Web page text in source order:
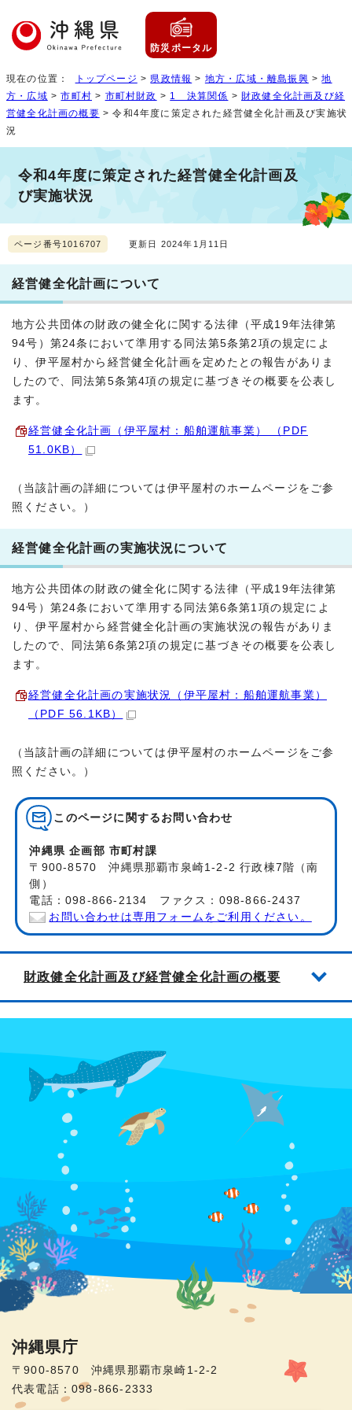
防災ポータル
現在の位置： トップページ > 県政情報 > 地方・広域・離島振興 >地
方・広域 >市町村 > 市町村財政 > 1 決算関係 >財政健全化計画及び経
営健全化計画の概要 > 令和4年度に策定された経営健全化計画及び実施状
況
令和4年度に策定された経営健全化計画及
び実施状況
ページ番号1016707 更新日 2024年1月11日
経営健全化計画について
地方公共団体の財政の健全化に関する法律（平成19年法律第
94号）第24条において準用する同法第5条第2項の規定によ
り、伊平屋村から経営健全化計画を定めたとの報告がありま
したので、同法第5条第4項の規定に基づきその概要を公表し
ます。
経営健全化計画（伊平屋村：船舶運航事業） （PDF
51.0KB）
（当該計画の詳細については伊平屋村のホームページをご参
照ください。）
経営健全化計画の実施状況について
地方公共団体の財政の健全化に関する法律（平成19年法律第
94号）第24条において準用する同法第6条第1項の規定によ
り、伊平屋村から経営健全化計画の実施状況の報告がありま
したので、同法第6条第2項の規定に基づきその概要を公表し
ます。
経営健全化計画の実施状況（伊平屋村：船舶運航事業）
（PDF 56.1KB）
（当該計画の詳細については伊平屋村のホームページをご参
照ください。）
このページに関する お問い合わせ
沖縄県 企画部 市町村課
〒900-8570 沖縄県那覇市泉崎1-2-2 行政棟7階（南
側）
電話：098-866-2134 ファクス：098-866-2437
お問い合わせは専用フォームをご利用ください。
財政健全化計画及び経営健全化計画の概要
沖縄県庁
〒900-8570 沖縄県那覇市泉崎1-2-2
代表電話：098-866-2333